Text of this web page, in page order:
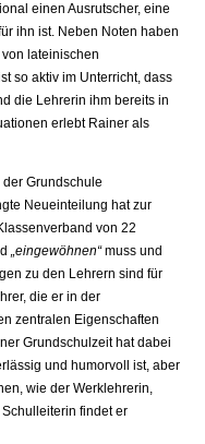
einen Ausrutscher, eine
ihn ist. Neben Noten haben
lateinischen
so aktiv im Unterricht, dass
die Lehrerin ihm bereits in
erlebt Rainer als
Grundschule
Neueinteilung hat zur
von 22
„eingewöhnen“muss und
zu den Lehrern sind für
die er in der
zentralen Eigenschaften
Grundschulzeit hat dabei
und humorvoll ist, aber
wie der Werklehrerin,
findet er